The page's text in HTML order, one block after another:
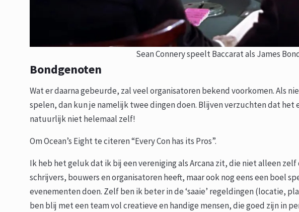
Sean Connery speelt Baccarat als James
Bondgenoten
Wat er daarna gebeurde, zal veel organisatoren bekend voorkomen. Als
spelen, dan kun je namelijk twee dingen doen. Blijven verzuchten dat
natuurlijk niet helemaal zelf!
Om Ocean’s Eight te citeren “Every Con has its Pros”.
Ik heb het geluk dat ik bij een vereniging als Arcana zit, die niet alleen
schrijvers, bouwers en organisatoren heeft, maar ook nog eens een boel
evenementen doen. Zelf ben ik beter in de ‘saaie’ regeldingen (locatie,
ben blij met een team vol creatieve en handige mensen, die goed zijn in